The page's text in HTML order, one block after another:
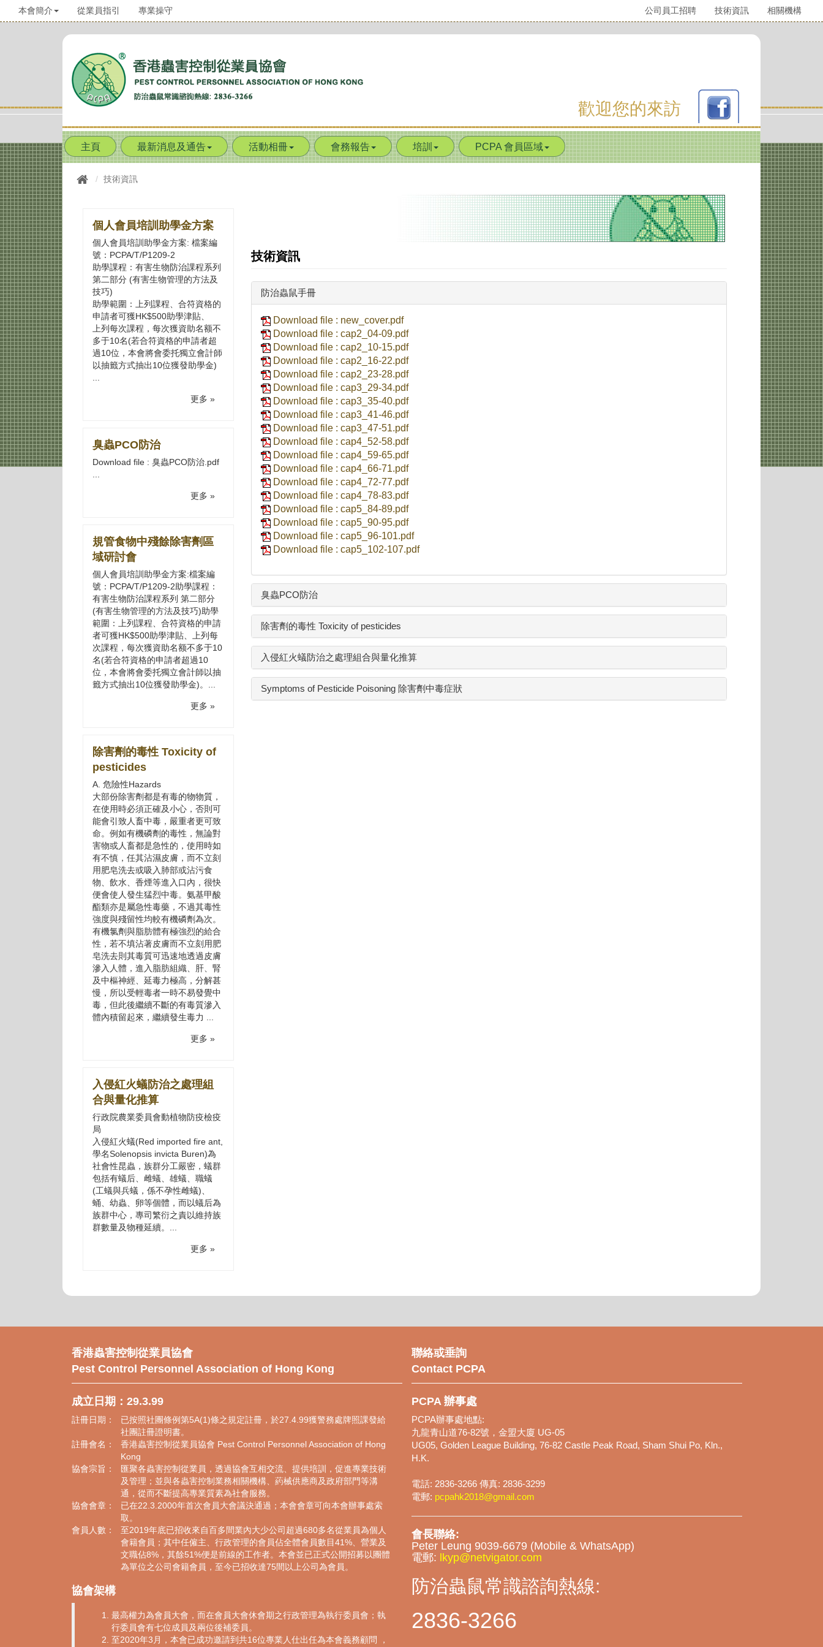
本會簡介 從業員指引 專業操守 公司員工招聘 技術資訊 相關機構
歡迎您的來訪
主頁 最新消息及通告 活動相冊 會務報告 培訓 PCPA 會員區域
技術資訊
個人會員培訓助學金方案
個人會員培訓助學金方案: 檔案編
號：PCPA/T/P1209-2
助學課程：有害生物防治課程系列
第二部分 (有害生物管理的方法及
技巧)
助學範圍：上列課程、合符資格的
申請者可獲HK$500助學津貼、
上列每次課程，每次獲資助名额不
多于10名(若合符資格的申請者超
過10位，本會將會委托獨立會計師
以抽籤方式抽出10位獲發助學金)
...
更多 »
臭蟲PCO防治
Download file : 臭蟲PCO防治.pdf
...
更多 »
規管食物中殘餘除害劑區
域研討會
個人會員培訓助學金方案:檔案編
號：PCPA/T/P1209-2助學課程：
有害生物防治課程系列 第二部分
(有害生物管理的方法及技巧)助學
範圍：上列課程、合符資格的申請
者可獲HK$500助學津貼、上列每
次課程，每次獲資助名额不多于10
名(若合符資格的申請者超過10
位，本會將會委托獨立會計師以抽
籤方式抽出10位獲發助學金)。...
更多 »
除害劑的毒性 Toxicity of
pesticides
A. 危險性Hazards
大部份除害劑都是有毒的物物質，
在使用時必須正確及小心，否則可
能會引致人畜中毒，嚴重者更可致
命。例如有機磷劑的毒性，無論對
害物或人畜都是急性的，使用時如
有不慎，任其沾濕皮膚，而不立刻
用肥皂洗去或吸入肺部或沾污食
物、飲水、香煙等進入口內，很快
便會使人發生猛烈中毒。氨基甲酸
酯類亦是屬急性毒藥，不過其毒性
強度與殘留性均較有機磷劑為次。
有機氯劑與脂肪體有極強烈的給合
性，若不填沾著皮膚而不立刻用肥
皂洗去則其毒質可迅速地透過皮膚
滲入人體，進入脂肪組織、肝、腎
及中樞神經、延毒力極高，分解甚
慢，所以受輕毒者一時不易發覺中
毒，但此後繼續不斷的有毒質滲入
體內積留起來，繼續發生毒力 ...
更多 »
入侵紅火蟻防治之處理組
合與量化推算
行政院農業委員會動植物防疫檢疫
局
入侵紅火蟻(Red imported fire ant,
學名Solenopsis invicta Buren)為
社會性昆蟲，族群分工嚴密，蟻群
包括有蟻后、雌蟻、雄蟻、職蟻
(工蟻與兵蟻，係不孕性雌蟻)、
蛹、幼蟲、卵等個體，而以蟻后為
族群中心，專司繁衍之責以維持族
群數量及物種延續。...
更多 »
技術資訊
防治蟲鼠手冊
Download file : new_cover.pdf
Download file : cap2_04-09.pdf
Download file : cap2_10-15.pdf
Download file : cap2_16-22.pdf
Download file : cap2_23-28.pdf
Download file : cap3_29-34.pdf
Download file : cap3_35-40.pdf
Download file : cap3_41-46.pdf
Download file : cap3_47-51.pdf
Download file : cap4_52-58.pdf
Download file : cap4_59-65.pdf
Download file : cap4_66-71.pdf
Download file : cap4_72-77.pdf
Download file : cap4_78-83.pdf
Download file : cap5_84-89.pdf
Download file : cap5_90-95.pdf
Download file : cap5_96-101.pdf
Download file : cap5_102-107.pdf
臭蟲PCO防治
除害劑的毒性 Toxicity of pesticides
入侵紅火蟻防治之處理組合與量化推算
Symptoms of Pesticide Poisoning 除害劑中毒症狀
香港蟲害控制從業員協會
Pest Control Personnel Association of Hong Kong
成立日期：29.3.99
註冊日期：
已按照社團條例第5A(1)條之規定註冊，於27.4.99獲警務處牌照課發給
社團註冊證明書。
註冊會名：
香港蟲害控制從業員協會 Pest Control Personnel Association of Hong
Kong
協會宗旨：
匯聚各蟲害控制從業員，透過協會互相交流、提供培訓，促進專業技術
及管理；並與各蟲害控制業務相關機構、葯械供應商及政府部門等溝
通，從而不斷提高專業質素為社會服務。
協會會章：
已在22.3.2000年首次會員大會議決通過；本會會章可向本會辦事處索
取。
會員人數：
至2019年底已招收來自百多間業內大少公司超過680多名從業員為個人
會籍會員；其中任僱主、行政管理的會員佔全體會員數目41%、營業及
文職佔8%，其餘51%便是前線的工作者。本會並已正式公開招募以團體
為單位之公司會籍會員，至今已招收達75間以上公司為會員。
協會架構
最高權力為會員大會，而在會員大會休會期之行政管理為執行委員會；執
行委員會有七位成員及兩位後補委員。
至2020年3月，本會已成功邀請到共16位專業人仕出任為本會義務顧問 ，
聯絡或垂詢
Contact PCPA
PCPA 辦事處
PCPA辦事處地點:
九龍青山道76-82號，金盟大廈 UG-05
UG05, Golden League Building, 76-82 Castle Peak Road, Sham Shui Po, Kln.,
H.K.
電話: 2836-3266 傳真: 2836-3299
電郵: pcpahk2018@gmail.com
會長聯絡:
Peter Leung 9039-6679 (Mobile & WhatsApp)
電郵: lkyp@netvigator.com
防治蟲鼠常識諮詢熱線:
2836-3266